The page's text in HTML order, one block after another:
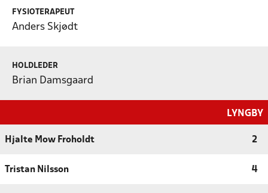
FYSIOTERAPEUT
Anders Skjødt
HOLDLEDER
Brian Damsgaard
LYNGBY
Hjalte Mow Froholdt 2
Tristan Nilsson 4